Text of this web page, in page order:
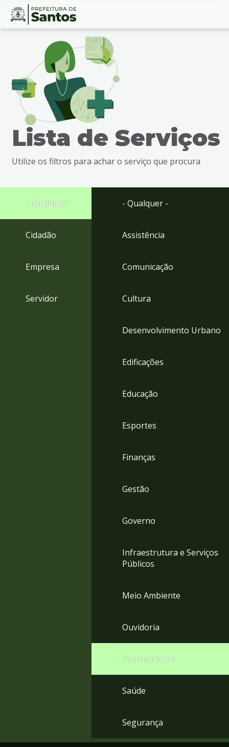
Ir
busca
Ir
rodapé
Conteúdo
Lista de Serviços
Utilize os filtros para achar o serviço que procura
- Qualquer -
Cidadão
Empresa
Servidor
- Qualquer -
Assistência
Comunicação
Cultura
Desenvolvimento Urbano
Edificações
Educação
Esportes
Finanças
Gestão
Governo
Infraestrutura e Serviços
Públicos
Meio Ambiente
Ouvidoria
Procuradoria
Saúde
Segurança